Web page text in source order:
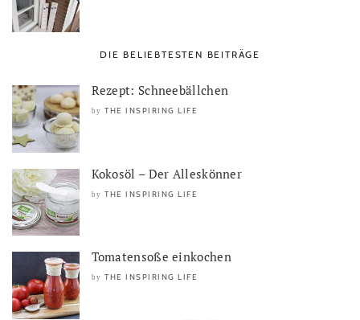
DIE BELIEBTESTEN BEITRÄGE
Rezept: Schneebällchen
by THE INSPIRING LIFE
Kokosöl – Der Alleskönner
by THE INSPIRING LIFE
Tomatensoße einkochen
by THE INSPIRING LIFE